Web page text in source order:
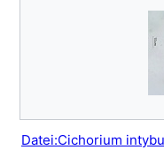
Datei:Cichorium